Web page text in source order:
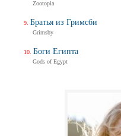
Zootopia
Братья из Гримсби
Grimsby
Боги Египта
Gods of Egypt